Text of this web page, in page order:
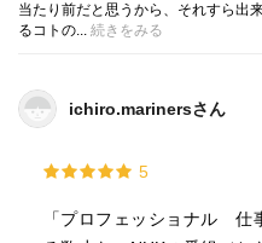
当たり前だと思うから、それすら出
るコトの... 続きをみる
ichiro.marinersさん
5
「プロフェッショナル 仕